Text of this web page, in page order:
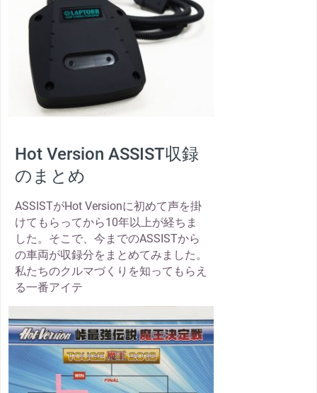
Hot Version ASSIST収録
のまとめ
ASSISTがHot Versionに初めて声を掛
けてもらってから10年以上が経ちま
した。そこで、今までのASSISTから
の車両が収録分をまとめてみました。
私たちのクルマづくりを知ってもらえ
る一番アイテ